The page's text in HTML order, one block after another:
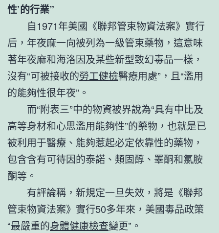
性’的行業”
自1971年美國《聯邦管束物資法案》實行
后，年夜麻一向被列為一級管束藥物，這意味
著年夜麻和海洛因及某些新型致幻毒品一樣，
沒有“可被接收的勞工健檢醫療用處”，且“濫用
的能夠性很年夜”。
而“附表三”中的物資被界說為“具有中比及
高等身材和心思濫用能夠性”的藥物，也就是已
被利用于醫療、能夠惹起必定依靠性的藥物，
包含含有可待因的泰諾、類固醇、睪酮和氯胺
酮等。
有評論稱，新規定一旦失效，將是《聯邦
管束物資法案》實行50多年來，美國毒品政策
“最嚴重的身體健康檢查變更”。